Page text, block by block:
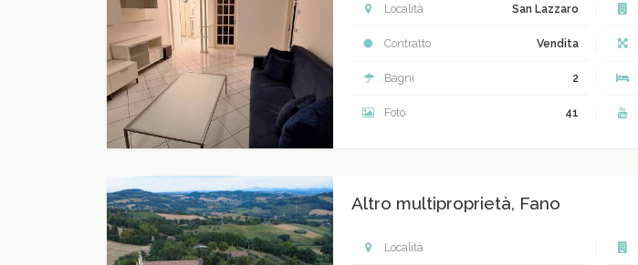
Località San Lazzaro
Contratto Vendita
Bagni 2
Foto 41
Altro multiproprietà, Fano
Località